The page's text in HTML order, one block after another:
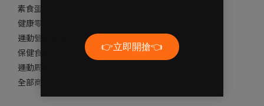
素食蛋白
健康零食
運動營養補充
保健食品
運動周邊
全部商品